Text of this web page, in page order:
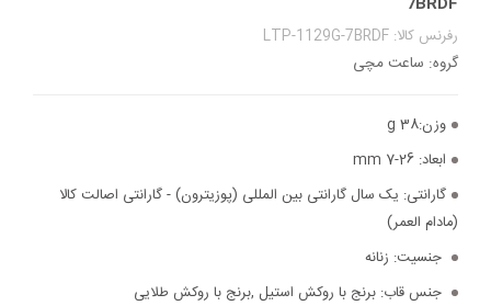
رفرنس کالا: LTP-1129G-7BRDF
گروه: ساعت مچی
وزن:38 g
ابعاد:
گارانتی: یک سال گارانتی بین المللی (پوزیترون) - گارانتی اصالت کالا
(مادام العمر)
جنسیت: زنانه
جنس قاب: برنج با روکش استیل ,برنج با روکش طلایی